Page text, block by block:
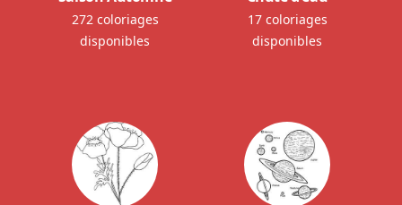
272 coloriages
disponibles
17 coloriages
disponibles